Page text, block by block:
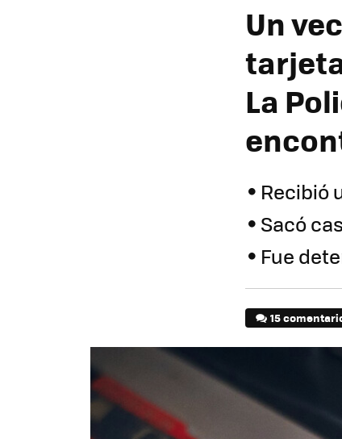
Un
La
Recibió
Sacó
Fue
15